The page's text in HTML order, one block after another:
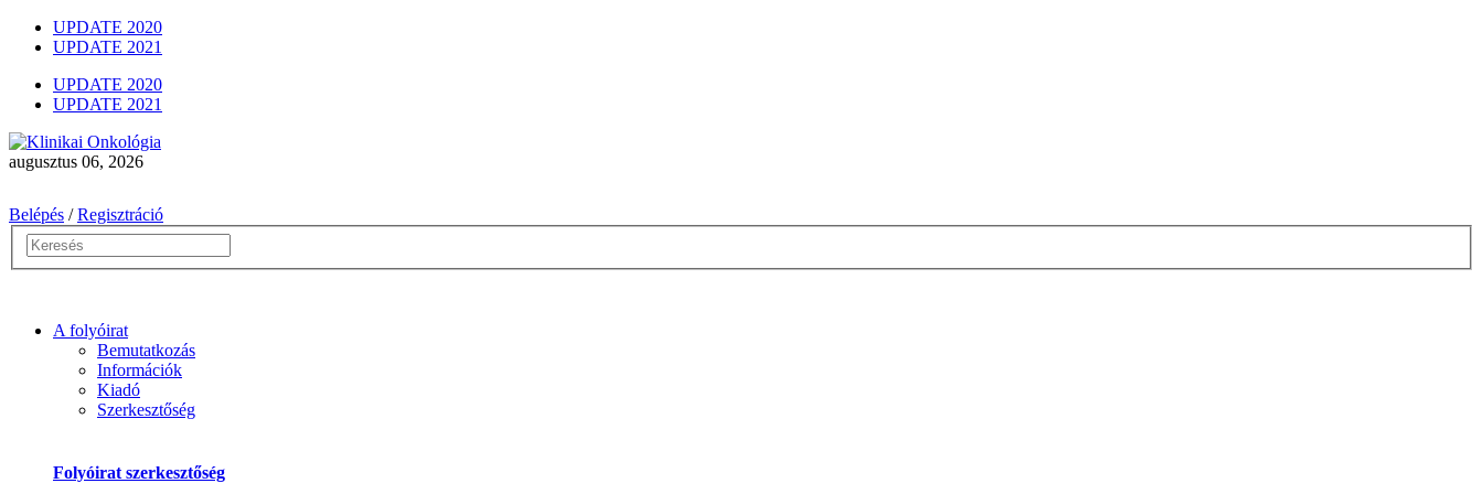
UPDATE 2020
UPDATE 2021
UPDATE 2020
UPDATE 2021
augusztus 06, 2026
Belépés / Regisztráció
A folyóirat
Bemutatkozás
Információk
Kiadó
Szerkesztőség
Folyóirat szerkesztőség